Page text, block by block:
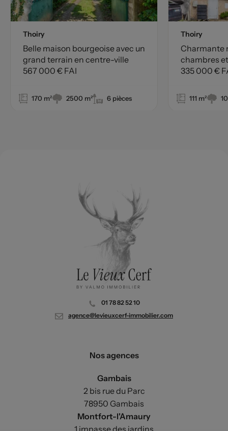
Thoiry
Belle maison bourgeoise avec un
grand terrain en centre-ville
567 000 € FAI
170 m² 2500 m² 6 pièces
Thoiry
Charmante
chambres
335 000 €
111 m²
01 78 82 52 10
agence@levieuxcerf-immobilier.com
Nos agences
Gambais
2 bis rue du Parc
78950 Gambais
Montfort-l'Amaury
1 impasse des jardins